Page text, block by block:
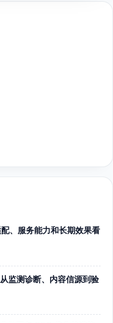
、服务能力和长期效果看
监测诊断、内容信源到验